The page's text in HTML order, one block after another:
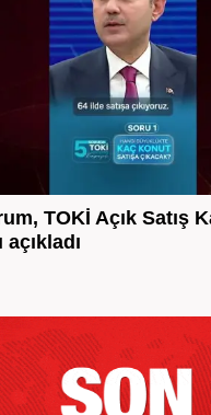
TOKİ Açık Satış
açıkladı